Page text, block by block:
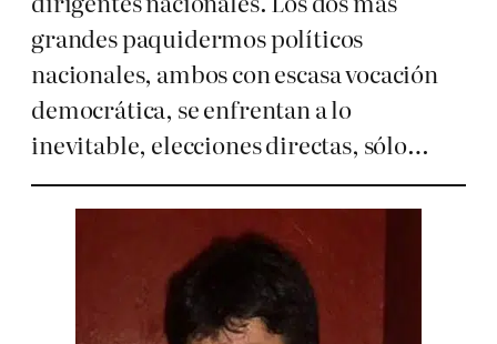
grandes paquidermos políticos
nacionales, ambos con escasa vocación
democrática, se enfrentan a lo
inevitable, elecciones directas, sólo…